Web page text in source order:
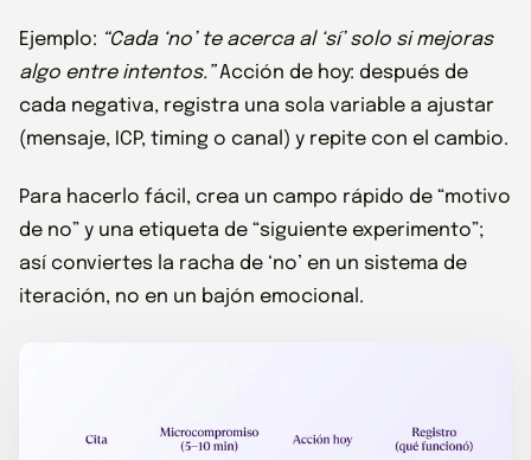
Ejemplo: “Cada ‘no’ te acerca al ‘sí’ solo si mejoras
algo entre intentos.”Acción de hoy: después de
cada negativa, registra una sola variable a ajustar
(mensaje, ICP, timing o canal) y repite con el cambio.
Para hacerlo fácil, crea un campo rápido de “motivo
de no” y una etiqueta de “siguiente experimento”;
así conviertes la racha de ‘no’ en un sistema de
iteración, no en un bajón emocional.